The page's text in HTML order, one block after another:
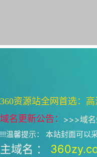
360资源站全网首选：
域名更新公告： >>>域
!!!温馨提示： 本站封面可以
主域名 ：